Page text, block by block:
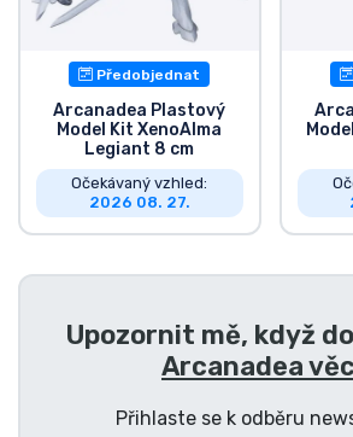
Předobjednat
Arcanadea Plastový
Model Kit XenoAlma
Legiant 8 cm
Očekávaný vzhled:
2026 08. 27.
Upozornit mě, když
Arcanadea
Přihlaste se k odběru